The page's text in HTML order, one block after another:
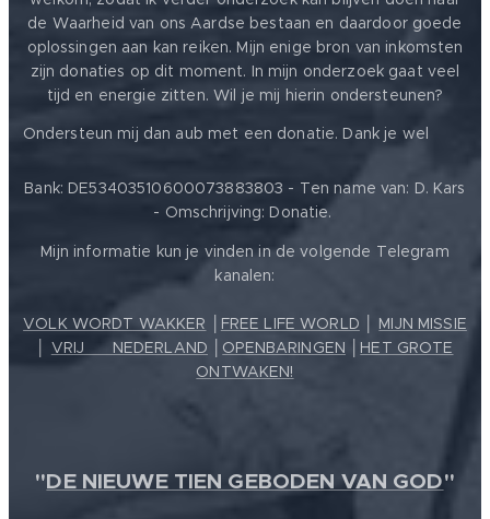
de Waarheid van ons Aardse bestaan en daardoor goede
oplossingen aan kan reiken. Mijn enige bron van inkomsten
zijn donaties op dit moment. In mijn onderzoek gaat veel
tijd en energie zitten. Wil je mij hierin ondersteunen?
Ondersteun mij dan aub met een donatie. Dank je wel
Bank: DE53403510600073883803 - Ten name van: D. Kars
- Omschrijving: Donatie.
Mijn informatie kun je vinden in de volgende Telegram
kanalen:
VOLK WORDT WAKKER FREE LIFE WORLD
MIJN MISSIE
VRIJ ❤️ NEDERLAND OPENBARINGEN
HET GROTE
ONTWAKEN!
"DE NIEUWE TIEN GEBODEN VAN GOD"